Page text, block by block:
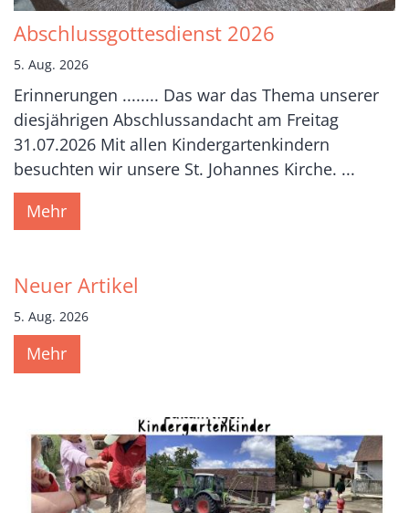
Abschlussgottesdienst 2026
5. Aug. 2026
Erinnerungen ........ Das war das Thema unserer
diesjährigen Abschlussandacht am Freitag
31.07.2026 Mit allen Kindergartenkindern
besuchten wir unsere St. Johannes Kirche. ...
Mehr
Neuer Artikel
5. Aug. 2026
Mehr